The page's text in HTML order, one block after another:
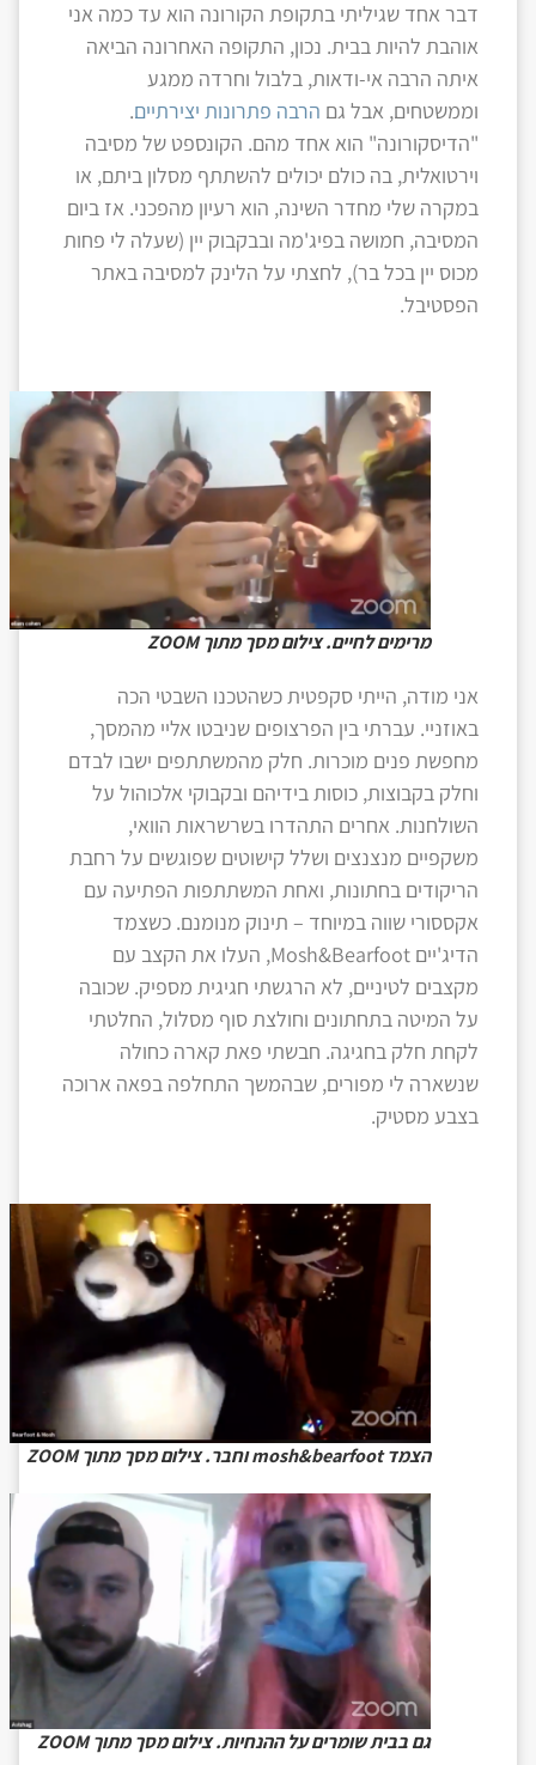
דבר אחד שגיליתי בתקופת הקורונה הוא עד כמה אני
אוהבת להיות בבית. נכון, התקופה האחרונה הביאה
איתה הרבה אי-ודאות, בלבול וחרדה ממגע
וממשטחים, אבל גם הרבה פתרונות יצירתיים.
"הדיסקורונה" הוא אחד מהם. הקונספט של מסיבה
וירטואלית, בה כולם יכולים להשתתף מסלון ביתם, או
במקרה שלי מחדר השינה, הוא רעיון מהפכני. אז ביום
המסיבה, חמושה בפיג'מה ובבקבוק יין (שעלה לי פחות
מכוס יין בכל בר), לחצתי על הלינק למסיבה באתר
הפסטיבל.
מרימים לחיים. צילום מסך מתוך ZOOM
אני מודה, הייתי סקפטית כשהטכנו השבטי הכה
באוזניי. עברתי בין הפרצופים שניבטו אליי מהמסך,
מחפשת פנים מוכרות. חלק מהמשתתפים ישבו לבדם
וחלק בקבוצות, כוסות בידיהם ובקבוקי אלכוהול על
השולחנות. אחרים התהדרו בשרשראות הוואי,
משקפיים מנצנצים ושלל קישוטים שפוגשים על רחבת
הריקודים בחתונות, ואחת המשתתפות הפתיעה עם
אקססורי שווה במיוחד – תינוק מנומנם. כשצמד
הדיג'יים Mosh&Bearfoot, העלו את הקצב עם
מקצבים לטיניים, לא הרגשתי חגיגית מספיק. שכובה
על המיטה בתחתונים וחולצת סוף מסלול, החלטתי
לקחת חלק בחגיגה. חבשתי פאת קארה כחולה
שנשארה לי מפורים, שבהמשך התחלפה בפאה ארוכה
בצבע מסטיק.
הצמד mosh&bearfoot וחבר. צילום מסך מתוך ZOOM
גם בבית שומרים על ההנחיות. צילום מסך מתוך ZOOM